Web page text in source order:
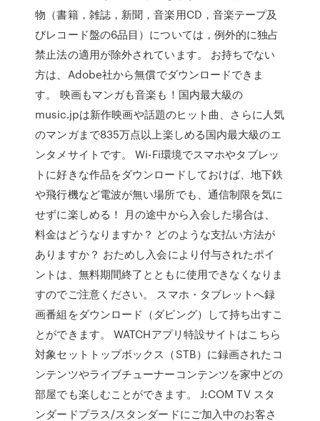
物（書籍，雑誌，新聞，音楽用CD，音楽テープ及
びレコード盤の6品目）については，例外的に独占
禁止法の適用が除外されています。 お持ちでない
方は、Adobe社から無償でダウンロードできま
す。 映画もマンガも音楽も！国内最大級の
music.jpは新作映画や話題のヒット曲、さらに人気
のマンガまで835万点以上楽しめる国内最大級のエ
ンタメサイトです。 Wi-Fi環境でスマホやタブレッ
トに好きな作品をダウンロードしておけば、地下鉄
や飛行機など電波が無い場所でも、通信制限を気に
せずに楽しめる！ 月の途中から入会した場合は、
料金はどうなりますか？ どのような支払い方法が
ありますか？ おためし入会により付与されたポイ
ントは、無料期間終了とともに使用できなくなりま
すのでご注意ください。 スマホ・タブレットへ録
画番組をダウンロード（ダビング）して持ち出すこ
とができます。 WATCHアプリ特設サイトはこちら
対象セットトップボックス（STB）に録画されたコ
ンテンツやライブチューナーコンテンツを家中どの
部屋でも楽しむことができます。 J:COM TV スタ
ンダードプラス/スタンダードにご加入中のお客さ